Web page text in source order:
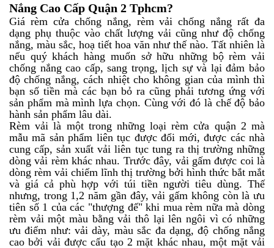
Nắng Cao Cấp Quận 2 Tphcm?
Giá rèm cửa chống nắng, rèm vải chống nắng rất đa
dạng phụ thuộc vào chất lượng vải cũng như độ chống
nắng, màu sắc, hoạ tiết hoa văn như thế nào. Tất nhiên là
nếu quý khách hàng muốn sở hữu những bộ rèm vải
chống nắng cao cấp, sang trọng, lịch sự và lại đảm bảo
độ chống nắng, cách nhiệt cho không gian của mình thì
bạn số tiền mà các bạn bỏ ra cũng phải tương ứng với
sản phẩm mà mình lựa chọn. Cùng với đó là chế độ bảo
hành sản phẩm lâu dài.
Rèm vải là một trong những loại rèm cửa quận 2 mà
mẫu mã sản phẩm liên tục được đổi mới, được các nhà
cung cấp, sản xuất vải liên tục tung ra thị trường những
dòng vải rèm khác nhau. Trước đây, vải gấm được coi là
dòng rèm vải chiếm lĩnh thị trường bởi hình thức bắt mắt
và giá cả phù hợp với túi tiền người tiêu dùng. Thế
nhưng, trong 1,2 năm gần đây, vải gấm không còn là ưu
tiên số 1 của các "thượng đế" khi mua rèm nữa mà dòng
rèm vải một màu bằng vải thô lại lên ngôi vì có những
ưu điểm như: vải dày, màu sắc đa dạng, độ chống nắng
cao bởi vải được cấu tạo 2 mặt khác nhau, một mặt vải